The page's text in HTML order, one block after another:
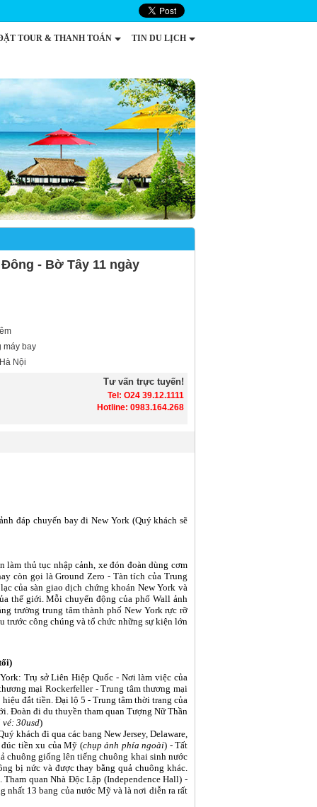
TOUR & THANH TOÁN TIN DU LỊCH
- Bờ Tây 11 ngày
bay
Nội
Tư vấn trực tuyến!
Tel: O24 39.12.1111
Hotline: 0983.164.268
đáp chuyến bay đi New York (Quý khách sẽ
thủ tục nhập cảnh, xe đón đoàn dùng cơm
còn gọi là Ground Zero - Tàn tích của Trung
của sàn giao dịch chứng khoán New York và
thế giới. Mỗi chuyển động của phố Wall ảnh
trường trung tâm thành phố New York rực rỡ
trước công chúng và tổ chức những sự kiện lớn
Trụ sở Liên Hiệp Quốc - Nơi làm việc của
mại Rockerfeller - Trung tâm thương mại
đắt tiền. Đại lộ 5 - Trung tâm thời trang của
Đoàn đi du thuyền tham quan Tượng Nữ Thần
vé: 30usd)
khách đi qua các bang New Jersey, Delaware,
tiền xu của Mỹ (chụp ảnh phía ngoài) - Tất
chuông giống lên tiếng chuông khai sinh nước
bị nức và được thay bằng quả chuông khác.
quan Nhà Độc Lập (Independence Hall) -
nhất 13 bang của nước Mỹ và là nơi diễn ra rất